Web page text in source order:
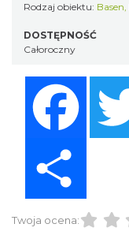
Rodzaj obiektu: Basen,
DOSTĘPNOŚĆ
Całoroczny
Twoja ocena: